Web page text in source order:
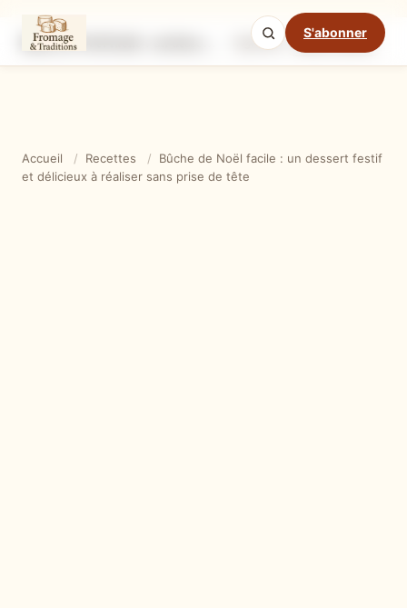
S'abonner
Ingrédients Étapes
Mode cuisine
Accueil / Recettes /
Bûche de Noël facile : un dessert festif
et délicieux à réaliser sans prise de tête